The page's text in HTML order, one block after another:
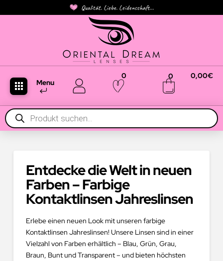
Qualität. Liebe. Leidenschaft...
Menu
0 0 0,00€
Products
search
Entdecke die Welt in neuen
Farben – Farbige
Kontaktlinsen Jahreslinsen
Erlebe einen neuen Look mit unseren farbige
Kontaktlinsen Jahreslinsen! Unsere Linsen sind in einer
Vielzahl von Farben erhältlich – Blau, Grün, Grau,
Braun, Bunt und Transparent – und bieten höchsten